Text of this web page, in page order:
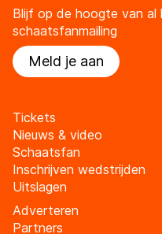
Blijf op de hoogte van al
schaatsfanmailing
Meld je aan
Tickets
Nieuws & video
Schaatsfan
Inschrijven wedstrijden
Uitslagen
Adverteren
Partners